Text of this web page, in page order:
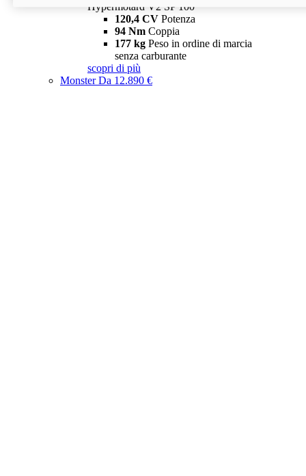
Hypermotard V2 SP 100
120,4 CV Potenza
94 Nm Coppia
177 kg Peso in ordine di marcia
senza carburante
scopri di più
MonsterDa 12.890 €